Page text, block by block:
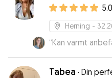
5.0
Herning -
“Kan varmt
Tabea · Din